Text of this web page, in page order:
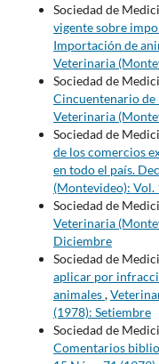
Sociedad de
vigente sobre
Importación de
Veterinaria
Sociedad de
Cincuentenario de
Veterinaria
Sociedad de
de los comercios
en todo el país.
(Montevideo):
Sociedad de
Veterinaria
Diciembre
Sociedad de
aplicar por
animales,
(1978): Setiembre
Sociedad de
Comentarios